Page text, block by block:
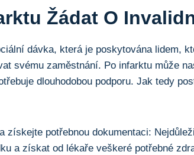
Žádat O
dávka, ⁣která je poskytována lidem,
⁢svému zaměstnání. Po infarktu může
dlouhodobou podporu. Jak tedy
získejte potřebnou dokumentaci:
a získat od lékaře veškeré potřebné